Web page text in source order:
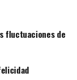
fluctuaciones de